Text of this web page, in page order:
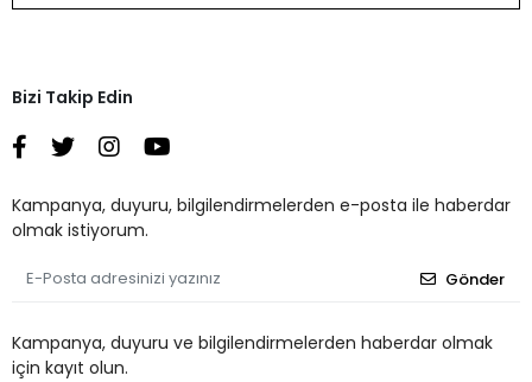
Bizi Takip Edin
Kampanya, duyuru, bilgilendirmelerden e-posta ile haberdar
olmak istiyorum.
Gönder
Kampanya, duyuru ve bilgilendirmelerden haberdar olmak
için kayıt olun.